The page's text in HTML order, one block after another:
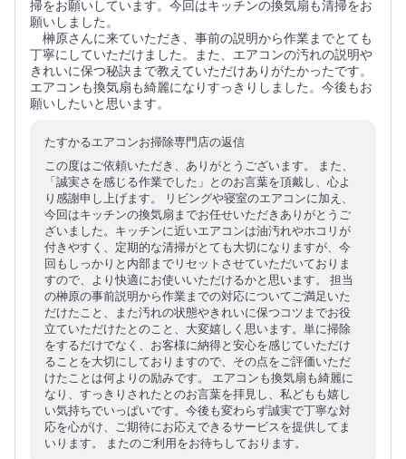
掃をお願いしています。今回はキッチンの換気扇も清掃をお
願いしました。
榊原さんに来ていただき、事前の説明から作業までとても
丁寧にしていただけました。また、エアコンの汚れの説明や
きれいに保つ秘訣まで教えていただけありがたかったです。
エアコンも換気扇も綺麗になりすっきりしました。今後もお
願いしたいと思います。
たすかるエアコンお掃除専門店の返信
この度はご依頼いただき、ありがとうございます。 また、
「誠実さを感じる作業でした」とのお言葉を頂戴し、心よ
り感謝申し上げます。 リビングや寝室のエアコンに加え、
今回はキッチンの換気扇までお任せいただきありがとうご
ざいました。キッチンに近いエアコンは油汚れやホコリが
付きやすく、定期的な清掃がとても大切になりますが、今
回もしっかりと内部までリセットさせていただいておりま
すので、より快適にお使いいただけるかと思います。 担当
の榊原の事前説明から作業までの対応についてご満足いた
だけたこと、また汚れの状態やきれいに保つコツまでお役
立ていただけたとのこと、大変嬉しく思います。単に掃除
をするだけでなく、お客様に納得と安心を感じていただけ
ることを大切にしておりますので、その点をご評価いただ
けたことは何よりの励みです。 エアコンも換気扇も綺麗に
なり、すっきりされたとのお言葉を拝見し、私どもも嬉し
い気持ちでいっぱいです。今後も変わらず誠実で丁寧な対
応を心がけ、ご期待にお応えできるサービスを提供してま
いります。 またのご利用をお待ちしております。